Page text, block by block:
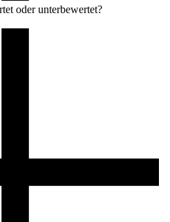
oder unterbewertet?